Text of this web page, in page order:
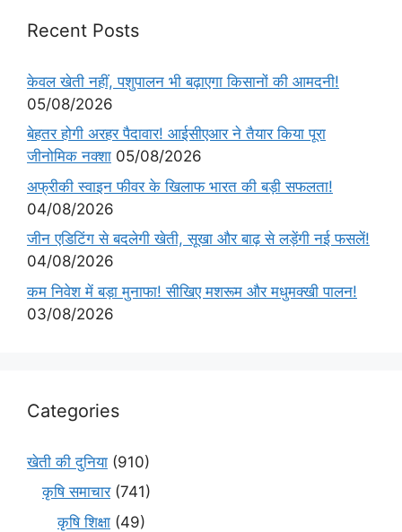
Recent Posts
केवल खेती नहीं, पशुपालन भी बढ़ाएगा किसानों की आमदनी!
05/08/2026
बेहतर होगी अरहर पैदावार! आईसीएआर ने तैयार किया पूरा
जीनोमिक नक्शा 05/08/2026
अफ्रीकी स्वाइन फीवर के खिलाफ भारत की बड़ी सफलता!
04/08/2026
जीन एडिटिंग से बदलेगी खेती, सूखा और बाढ़ से लड़ेंगी नई फसलें!
04/08/2026
कम निवेश में बड़ा मुनाफा! सीखिए मशरूम और मधुमक्खी पालन!
03/08/2026
Categories
खेती की दुनिया (910)
कृषि समाचार(741)
कृषि शिक्षा (49)